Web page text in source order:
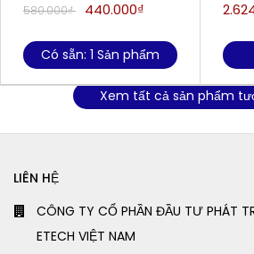
580.000₫ 440.000₫
Có sẵn: 1 Sản phẩm
Xem tất cả sản phẩm
LIÊN HỆ
CÔNG TY CỔ PHẦN ĐẦU TƯ PHÁT
ETECH VIỆT NAM